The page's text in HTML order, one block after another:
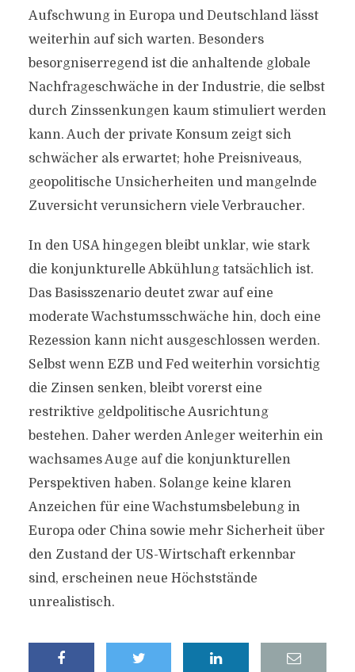
Aufschwung in Europa und Deutschland lässt
weiterhin auf sich warten. Besonders
besorgniserregend ist die anhaltende globale
Nachfrageschwäche in der Industrie, die selbst
durch Zinssenkungen kaum stimuliert werden
kann. Auch der private Konsum zeigt sich
schwächer als erwartet; hohe Preisniveaus,
geopolitische Unsicherheiten und mangelnde
Zuversicht verunsichern viele Verbraucher.
In den USA hingegen bleibt unklar, wie stark
die konjunkturelle Abkühlung tatsächlich ist.
Das Basisszenario deutet zwar auf eine
moderate Wachstumsschwäche hin, doch eine
Rezession kann nicht ausgeschlossen werden.
Selbst wenn EZB und Fed weiterhin vorsichtig
die Zinsen senken, bleibt vorerst eine
restriktive geldpolitische Ausrichtung
bestehen. Daher werden Anleger weiterhin ein
wachsames Auge auf die konjunkturellen
Perspektiven haben. Solange keine klaren
Anzeichen für eine Wachstumsbelebung in
Europa oder China sowie mehr Sicherheit über
den Zustand der US-Wirtschaft erkennbar
sind, erscheinen neue Höchststände
unrealistisch.